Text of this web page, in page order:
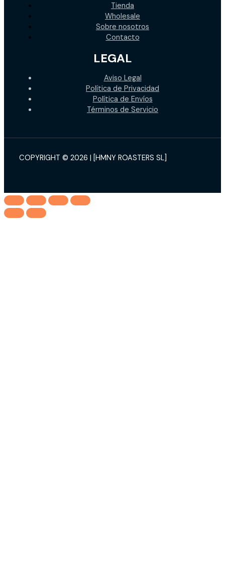
Tienda
Wholesale
Sobre nosotros
Contacto
LEGAL
Aviso Legal
Política de Privacidad
Política de Envíos
Términos de Servicio
COPYRIGHT © 2026 | [HMNY ROASTERS SL]